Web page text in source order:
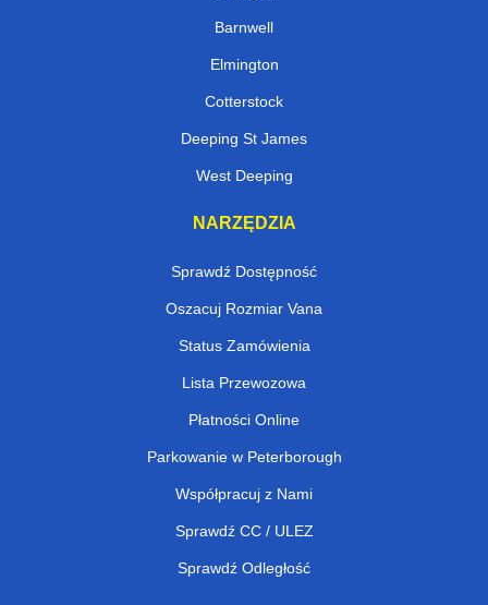
Barnwell
Elmington
Cotterstock
Deeping St James
West Deeping
NARZĘDZIA
Sprawdź Dostępność
Oszacuj Rozmiar Vana
Status Zamówienia
Lista Przewozowa
Płatności Online
Parkowanie w Peterborough
Współpracuj z Nami
Sprawdź CC / ULEZ
Sprawdź Odległość